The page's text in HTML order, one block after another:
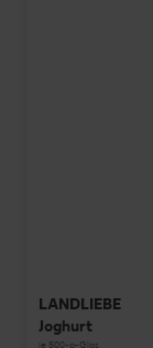
LANDLIEBE
Joghurt
je 500-g-Glas